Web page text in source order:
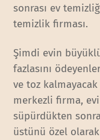
sonrası ev
temizlik firması.
Şimdi evin
fazlasını
ve toz
merkezli firma,
süpürdükten
üstünü özel